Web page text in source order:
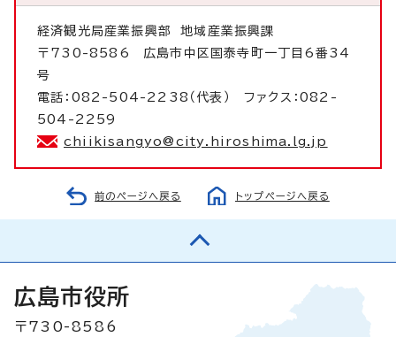
経済観光局産業振興部地域産業振興課
〒730-8586 広島市中区国泰寺町一丁目6番34
号
電話：082-504-2238（代表） ファクス：082-
504-2259
chiikisangyo@city.hiroshima.lg.jp
前のページへ戻る トップページへ戻る
広島市役所
〒730-8586